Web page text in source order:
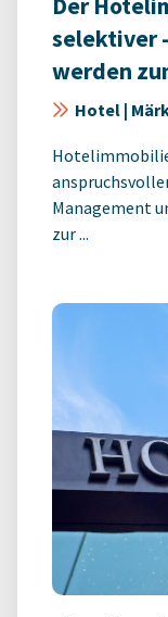
selektiver
werden
Hotel |
Management
zur ...